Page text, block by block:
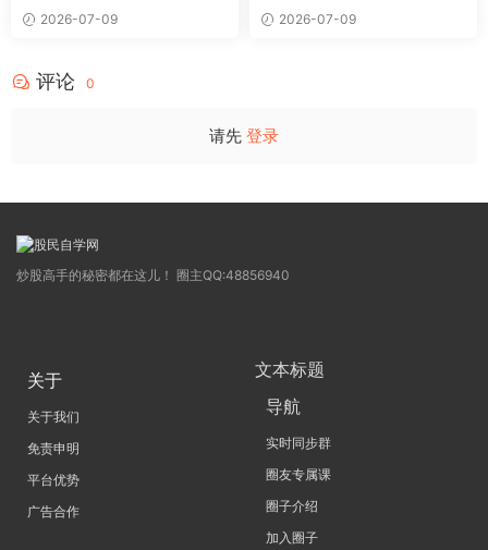
奇系列悟道系列守正系列课程-
卓妍
2026-07-09
价抢筹盘口的量化公式与十几
年的体系干货，全篇2026061
2026-07-09
评论 0
请先 登录
炒股高手的秘密都在这儿！ 圈主QQ:48856940
关于
关于我们
免责申明
平台优势
广告合作
文本标题
导航
实时同步群
圈友专属课
圈子介绍
加入圈子